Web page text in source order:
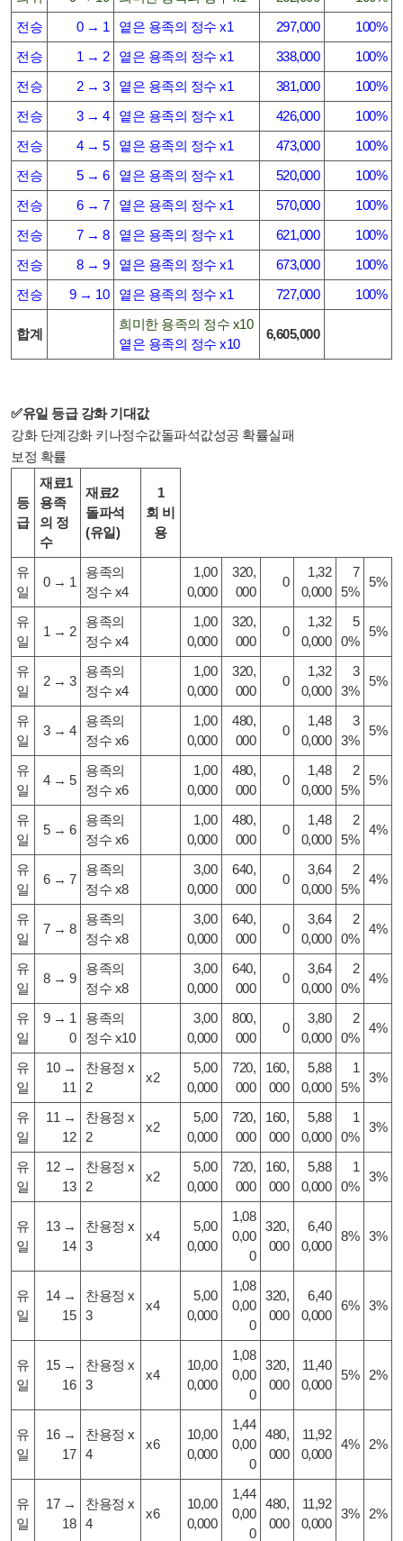
전승
0 → 1 옅은 용족의 정수 x1 297,000
100%
전승
1 → 2 옅은 용족의 정수 x1 338,000
100%
전승
2 → 3 옅은 용족의 정수 x1 381,000
100%
전승
3 → 4 옅은 용족의 정수 x1 426,000
100%
전승
4 → 5 옅은 용족의 정수 x1 473,000
100%
전승
5 → 6 옅은 용족의 정수 x1 520,000
100%
전승
6 → 7 옅은 용족의 정수 x1 570,000
100%
전승
7 → 8 옅은 용족의 정수 x1 621,000
100%
전승
8 → 9 옅은 용족의 정수 x1 673,000
100%
전승
9 → 10 옅은 용족의 정수 x1 727,000 100%
합계
희미한 용족의 정수 x10
옅은 용족의 정수 x10
6,605,000
✅유일 등급 강화 기대값
강화 단계강화 키나정수값돌파석값성공 확률실패
보정 확률
등
급
재료1
용족
의 정
수
재료2
돌파석
(유일)
1
회 비
용
유
일
0 → 1
용족의
정수 x4
1,00
0,000
320,
000
0
1,32
0,000
7
5%
5%
유
일
1 → 2
용족의
정수 x4
1,00
0,000
320,
000
0
1,32
0,000
5
0%
5%
유
일
2 → 3
용족의
정수 x4
1,00
0,000
320,
000
0
1,32
0,000
3
3%
5%
유
일
3 → 4
용족의
정수 x6
1,00
0,000
480,
000
0
1,48
0,000
3
3%
5%
유
일
4 → 5
용족의
정수 x6
1,00
0,000
480,
000
0
1,48
0,000
2
5%
5%
유
일
5 → 6
용족의
정수 x6
1,00
0,000
480,
000
0
1,48
0,000
2
5%
4%
유
일
6 → 7
용족의
정수 x8
3,00
0,000
640,
000
0
3,64
0,000
2
5%
4%
유
일
7 → 8
용족의
정수 x8
3,00
0,000
640,
000
0
3,64
0,000
2
0%
4%
유
일
8 → 9
용족의
정수 x8
3,00
0,000
640,
000
0
3,64
0,000
2
0%
4%
유
일
9 → 1
0
용족의
정수 x10
3,00
0,000
800,
000
0
3,80
0,000
2
0%
4%
유
일
10 →
11
찬용정 x
2
x2
5,00
0,000
720,
000
160,
000
5,88
0,000
1
5%
3%
유
일
11 →
12
찬용정 x
2
x2
5,00
0,000
720,
000
160,
000
5,88
0,000
1
0%
3%
유
일
12 →
13
찬용정 x
2
x2
5,00
0,000
720,
000
160,
000
5,88
0,000
1
0%
3%
유
일
13 →
14
찬용정 x
3
x4
5,00
0,000
1,08
0,00
0
320,
000
6,40
0,000
8% 3%
유
일
14 →
15
찬용정 x
3
x4
5,00
0,000
1,08
0,00
0
320,
000
6,40
0,000
6% 3%
유
일
15 →
16
찬용정 x
3
x4
10,00
0,000
1,08
0,00
0
320,
000
11,40
0,000
5% 2%
유
일
16 →
17
찬용정 x
4
x6
10,00
0,000
1,44
0,00
0
480,
000
11,92
0,000
4% 2%
유
일
17 →
18
찬용정 x
4
x6
10,00
0,000
1,44
0,00
0
480,
000
11,92
0,000
3% 2%